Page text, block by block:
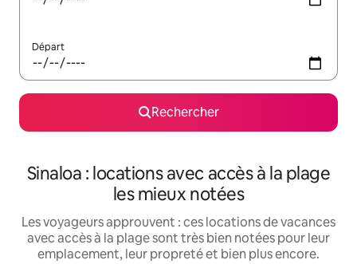
Départ
Rechercher
Sinaloa : locations avec accès à la plage
les mieux notées
Les voyageurs approuvent : ces locations de vacances
avec accès à la plage sont très bien notées pour leur
emplacement, leur propreté et bien plus encore.